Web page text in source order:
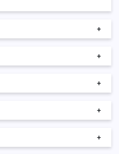
+
+
+
+
+